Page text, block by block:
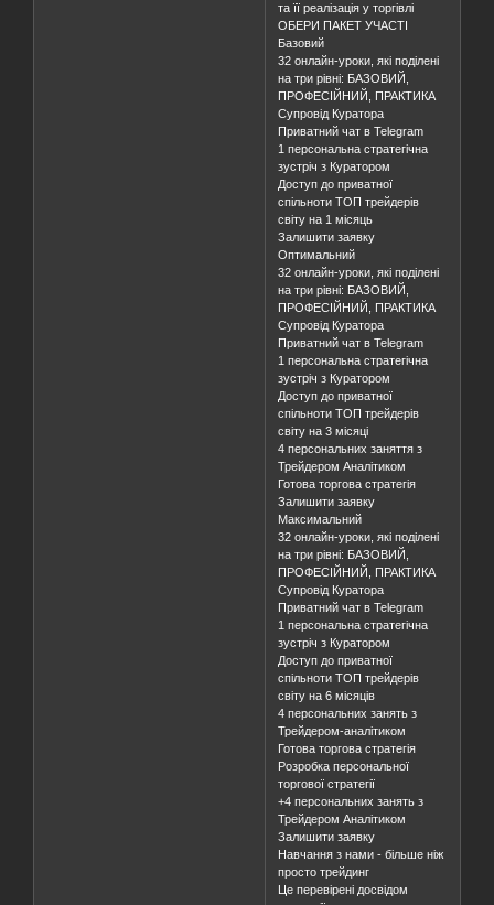
та її реалізація у торгівлі
ОБЕРИ ПАКЕТ УЧАСТІ
Базовий
32 онлайн-уроки, які поділені
на три рівні: БАЗОВИЙ,
ПРОФЕСІЙНИЙ, ПРАКТИКА
Супровід Куратора
Приватний чат в Telegram
1 персональна стратегічна
зустріч з Куратором
Доступ до приватної
спільноти ТОП трейдерів
світу на 1 місяць
Залишити заявку
Оптимальний
32 онлайн-уроки, які поділені
на три рівні: БАЗОВИЙ,
ПРОФЕСІЙНИЙ, ПРАКТИКА
Супровід Куратора
Приватний чат в Telegram
1 персональна стратегічна
зустріч з Куратором
Доступ до приватної
спільноти ТОП трейдерів
світу на 3 місяці
4 персональних заняття з
Трейдером Аналітиком
Готова торгова стратегія
Залишити заявку
Максимальний
32 онлайн-уроки, які поділені
на три рівні: БАЗОВИЙ,
ПРОФЕСІЙНИЙ, ПРАКТИКА
Супровід Куратора
Приватний чат в Telegram
1 персональна стратегічна
зустріч з Куратором
Доступ до приватної
спільноти ТОП трейдерів
світу на 6 місяців
4 персональних занять з
Трейдером-аналітиком
Готова торгова стратегія
Розробка персональної
торгової стратегії
+4 персональних занять з
Трейдером Аналітиком
Залишити заявку
Навчання з нами - більше ніж
просто трейдинг
Це перевірені досвідом